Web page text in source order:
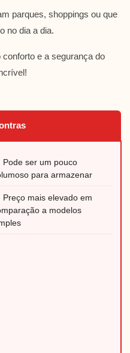
parques, shoppings ou que
no dia a dia.
e a segurança do
Pode ser um pouco
para armazenar
Preço mais elevado em
a modelos